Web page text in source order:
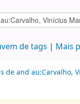
de tags Mais
de and au:Carvalho,